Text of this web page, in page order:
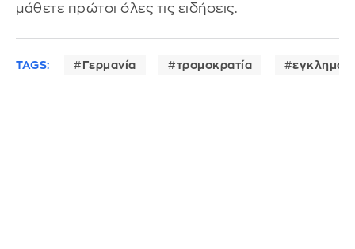
μάθετε πρώτοι όλες τις ειδήσεις.
TAGS: Γερμανία τρομοκρατία